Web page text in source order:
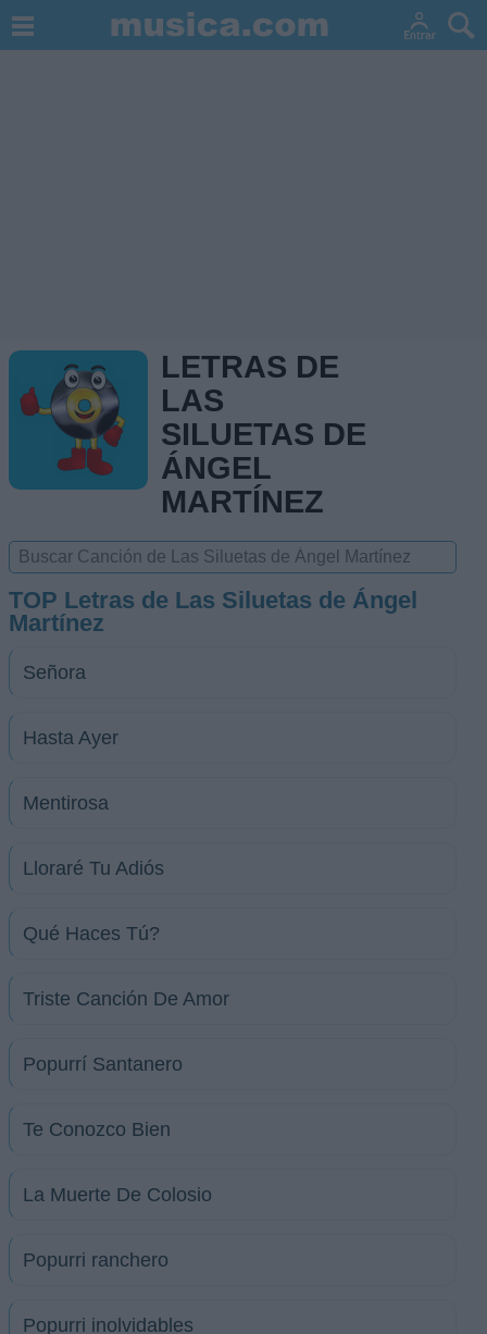
LETRAS DE
LAS
SILUETAS DE
ÁNGEL
MARTÍNEZ
TOP Letras de Las Siluetas de Ángel
Martínez
Señora
Hasta Ayer
Mentirosa
Lloraré Tu Adiós
Qué Haces Tú?
Triste Canción De Amor
Popurrí Santanero
Te Conozco Bien
La Muerte De Colosio
Popurri ranchero
Popurri inolvidables